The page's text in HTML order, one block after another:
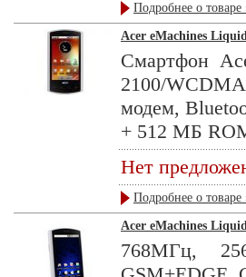
Подробнее о товаре
Acer eMachines
Смартфон
2100/
модем,
+ 512 МБ
Нет
Подробнее о товаре
Acer eMachines
768МГц,